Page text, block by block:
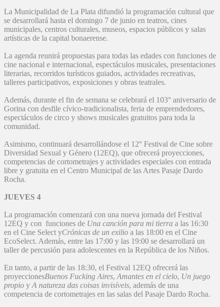
La Municipalidad de La Plata difundió la programación cultural que
se desarrollará hasta el domingo 7 de junio en teatros, cines
municipales, centros culturales, museos, espacios públicos y salas
artísticas de la capital bonaerense.
La agenda reunirá propuestas para todas las edades con funciones de
cine nacional e internacional, espectáculos musicales, presentaciones
literarias, recorridos turísticos guiados, actividades recreativas,
talleres participativos, exposiciones y obras teatrales.
Además, durante el fin de semana se celebrará el 103° aniversario de
Gorina con desfile cívico-tradicionalista, feria de emprendedores,
espectáculos de circo y shows musicales gratuitos para toda la
comunidad.
Asimismo, continuará desarrollándose el 12° Festival de Cine sobre
Diversidad Sexual y Género (12EQ), que ofrecerá proyecciones,
competencias de cortometrajes y actividades especiales con entrada
libre y gratuita en el Centro Municipal de las Artes Pasaje Dardo
Rocha.
JUEVES 4
La programación comenzará con una nueva jornada del Festival
12EQ y con funciones de Una canción para mi tierra a las 16:30
en el Cine Select yCrónicas de un exilio a las 18:00 en el Cine
EcoSelect. Además, entre las 17:00 y las 19:00 se desarrollará un
taller de percusión para adolescentes en la República de los Niños.
En tanto, a partir de las 18:30, el Festival 12EQ ofrecerá las
proyeccionesBuenos Fucking Aires, Amantes en el cielo, Un juego
propio y A natureza das coisas invisíveis, además de una
competencia de cortometrajes en las salas del Pasaje Dardo Rocha.